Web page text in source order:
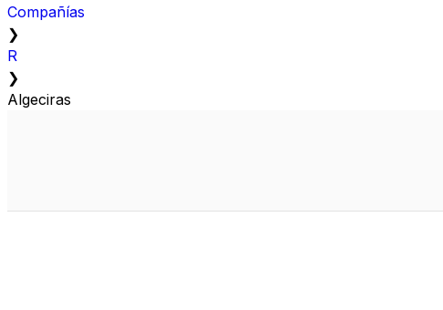
Compañías
❯
R
❯
Algeciras